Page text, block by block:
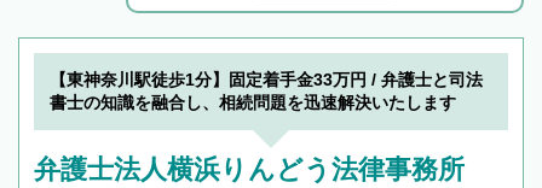
解決のみならず相続をトータルで任せることが
できます。また、相続は感情がからむ分野なの
でフィーリングも重要です。実際に電話や面談
で複数の弁護士と会話をしてウマが合う方に依
【東神奈川駅徒歩1分】固定着手金33万円 / 弁護士と司法
書士の知識を融合し、相続問題を迅速解決いたします
弁護士法人横浜りんどう法律事務所